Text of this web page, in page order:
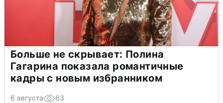
Больше не скрывает: Полина
Гагарина показала романтичные
кадры с новым избранником
6 августа 63